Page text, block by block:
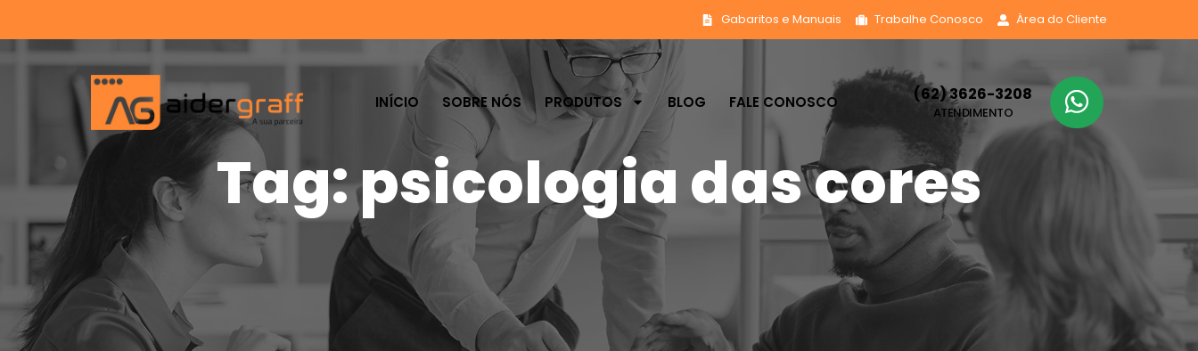
Gabaritos e Manuais Trabalhe Conosco Área do Cliente
INÍCIO SOBRE NÓS PRODUTOS BLOG FALE CONOSCO (62) 3626-3208
ATENDIMENTO
Tag: psicologia das cores